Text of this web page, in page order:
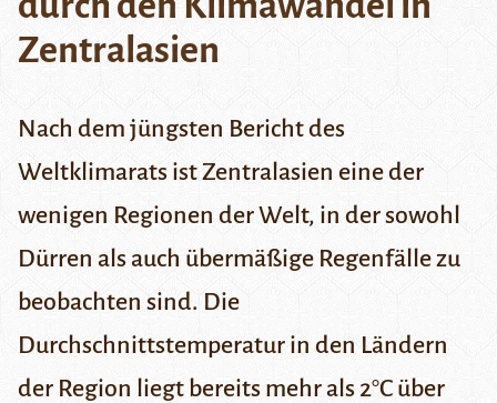
Zentralasien
Nach dem jüngsten Bericht des
Weltklimarats ist Zentralasien eine der
wenigen Regionen der Welt, in der sowohl
Dürren als auch übermäßige Regenfälle zu
beobachten sind. Die
Durchschnittstemperatur in den Ländern
der Region liegt bereits mehr als 2°C über